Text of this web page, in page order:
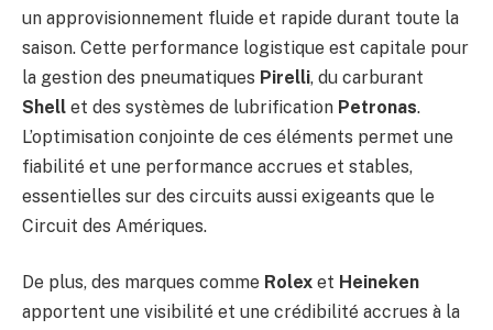
un approvisionnement fluide et rapide durant toute la
saison. Cette performance logistique est capitale pour
la gestion des pneumatiques Pirelli, du carburant
Shell et des systèmes de lubrification Petronas.
L’optimisation conjointe de ces éléments permet une
fiabilité et une performance accrues et stables,
essentielles sur des circuits aussi exigeants que le
Circuit des Amériques.
De plus, des marques comme Rolex et Heineken
apportent une visibilité et une crédibilité accrues à la